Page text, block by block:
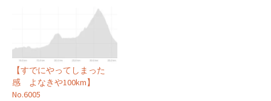
【すでにやってしまった
感 よなきや100km】
No.6005